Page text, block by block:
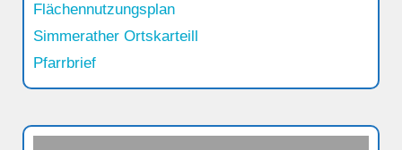
Flächennutzungsplan
Simmerather Ortskarteill
Pfarrbrief